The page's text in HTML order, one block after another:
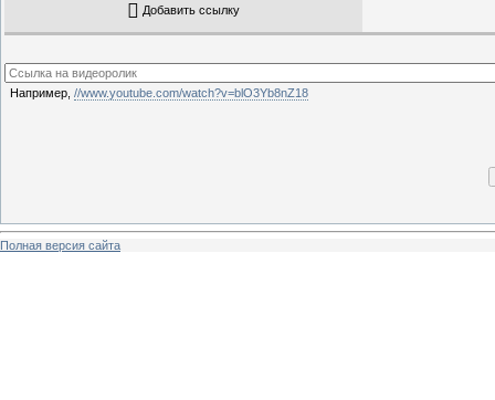
Добавить ссылку
Например, //www.youtube.com/watch?v=blO3Yb8nZ18
Полная версия сайта